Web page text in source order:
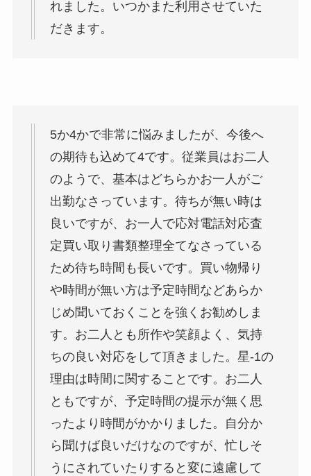
れました。いつかまた利用させていた
だきます。
5か4かで非常に悩みましたが、今後へ
の期待も込めて4です。従業員はお二人
のようで、基本はどちらかお一人がご
出勤なさっています。待ちが無い時は
良いですが、お一人で応対電話対応査
定買い取り書類整理全てなさっている
ため待ち時間も長いです。買い物帰り
や時間が無い方は予定時間などあらか
じめ聞いておくことを強くお勧めしま
す。お二人とも所作や笑顔よく、気持
ちの良い対応をして頂きました。星-1の
理由は時間に関することです。お二人
ともですが、予定時間の提示が無く思
ったより時間がかかりました。自分か
ら聞けば良いだけなのですが、忙しそ
うにされていたりすると変に遠慮して